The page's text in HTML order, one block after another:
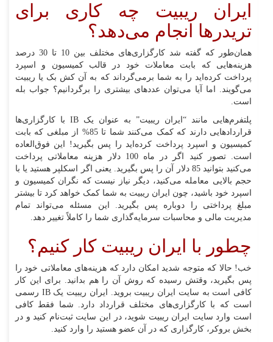
ایران ریبیت چه کاری برای
تریدرها انجام می‌دهد؟
همان‌طور که گفته شد کارگزاری‌های مختلف بین 10 تا 30 درصد
هزینه‌هایی که بابت معاملات خود در قالب کمیسیون و اسپرد
پرداخت کرده‌اید را به شما برمی‌گرداند که به آن کش بک یا ریبیت
می‌گویند. اما آیا می‌توان عددهای بیشتری را برگردانیم؟ جواب بله
است.
پلتفرم‌هایی مانند “ایران ریبیت” به عنوان یک IB با کارگزاری‌ها
قراردادهایی دارند که کمک می‌کنند شما تا 85% از مبلغی که بابت
کمیسیون و اسپرد پرداخت کرده‌اید را پس بگیرید! این فوق‌العاده
است. تصور کنید اگر در ماه 100 دلار هزینه معاملاتی پرداخت
می‌کنید بتوانید 85 دلار آن را پس بگیرید. یعنی اگر اسکلپر هستید یا با
حجم بالایی معامله می‌کنید، دیگر نیاز نیست که نگران کمیسیون و
اسپرد خود باشید، چون ایران ریبیت به شما کمک خواهد کرد تا بیشتر
مبلغ پرداختی را دوباره پس بگیرید. این مسئله می‌تواند تمام
مدیریت مالی و محاسبات سرمایه‌گذاری شما را کاملاً تغییر دهد.
چطور با ایران ریبیت کار کنیم؟
خب! حالا که متوجه شدید امکان دارد که هزینه‌های معاملاتی خود را
پس بگیرید، وقتش رسیده که روش آن را هم بدانید. برای این کار
کافی است به سایت ایران ریبیت بروید. ایران ریبیت یک IB رسمی
است که با کارگزاری‌های مختلف قرارداد دارد. شما فقط کافی
است وارد سایت ایران ریبیت شوید، در این سایت ثبت‌نام کنید و در
بخش بروکر، کارگزاری که در آن عضو هستید را وارد کنید.